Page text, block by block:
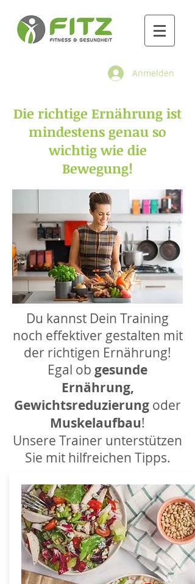
Anmelden
Die richtige Ernährung ist
mindestens genau so
wichtig wie die
Bewegung!
Du kannst Dein Training
noch effektiver gestalten mit
der richtigen Ernährung!
Egal ob gesunde
Ernährung,
Gewichtsreduzierung oder
Muskelaufbau!
Unsere Trainer unterstützen
Sie mit hilfreichen Tipps.